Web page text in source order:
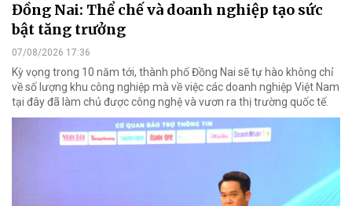
Đồng Nai: Thể chế và doanh nghiệp tạo sức
bật tăng trưởng
07/08/2026 17:36
Kỳ vọng trong 10 năm tới, thành phố Đồng Nai sẽ tự hào không chỉ
về số lượng khu công nghiệp mà về việc các doanh nghiệp Việt Nam
tại đây đã làm chủ được công nghệ và vươn ra thị trường quốc tế.